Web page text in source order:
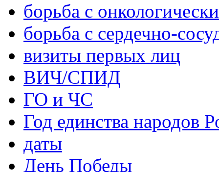
борьба с
борьба с сердечно-
визиты первых лиц
ВИЧ/СПИД
ГО и ЧС
Год единства народов
даты
День Победы